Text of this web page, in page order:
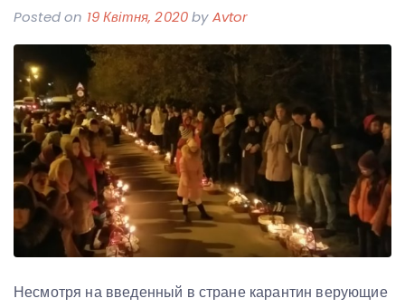
Posted on 19 Квітня, 2020byAvtor
Несмотря на введенный в стране карантин верующие